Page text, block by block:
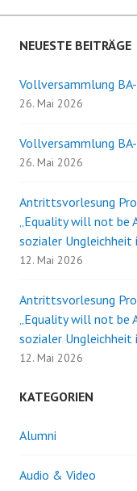
NEUESTE BEITRÄGE
Vollversammlung
26. Mai 2026
Vollversammlung
26. Mai 2026
Antrittsvorlesung
„Equality will not be
sozialer
12. Mai 2026
Antrittsvorlesung
„Equality will not be
sozialer
12. Mai 2026
KATEGORIEN
Alumni
Audio & Video